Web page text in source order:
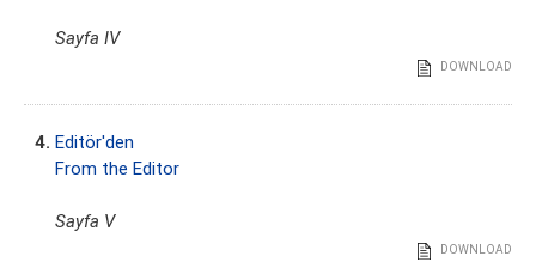
Sayfa IV
DOWNLOAD
4. Editör'den
From the Editor
Sayfa V
DOWNLOAD